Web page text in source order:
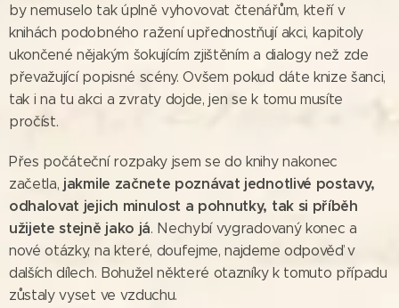
by nemuselo tak úplně vyhovovat čtenářům, kteří v
knihách podobného ražení upřednostňují akci, kapitoly
ukončené nějakým šokujícím zjištěním a dialogy než zde
převažující popisné scény. Ovšem pokud dáte knize šanci,
tak i na tu akci a zvraty dojde, jen se k tomu musíte
pročíst.
Přes počáteční rozpaky jsem se do knihy nakonec
začetla, jakmile začnete poznávat jednotlivé postavy,
odhalovat jejich minulost a pohnutky, tak si příběh
užijete stejně jako já. Nechybí vygradovaný konec a
nové otázky, na které, doufejme, najdeme odpověď v
dalších dílech. Bohužel některé otazníky k tomuto případu
zůstaly vyset ve vzduchu.